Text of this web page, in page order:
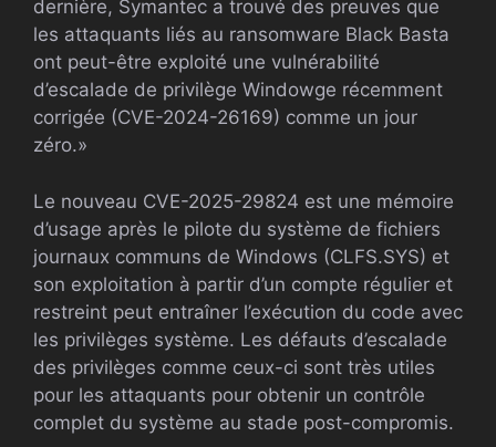
dernière, Symantec a trouvé des preuves que
les attaquants liés au ransomware Black Basta
ont peut-être exploité une vulnérabilité
d’escalade de privilège Windowge récemment
corrigée (CVE-2024-26169) comme un jour
zéro.»
Le nouveau CVE-2025-29824 est une mémoire
d’usage après le pilote du système de fichiers
journaux communs de Windows (CLFS.SYS) et
son exploitation à partir d’un compte régulier et
restreint peut entraîner l’exécution du code avec
les privilèges système. Les défauts d’escalade
des privilèges comme ceux-ci sont très utiles
pour les attaquants pour obtenir un contrôle
complet du système au stade post-compromis.